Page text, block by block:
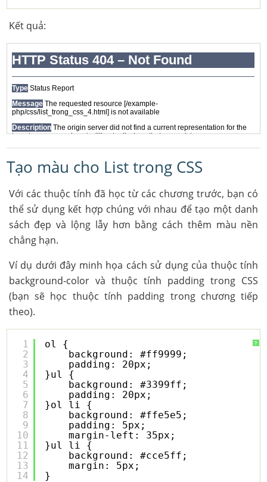
Kết quả:
Tạo màu cho List trong CSS
Với các thuộc tính đã học từ các chương trước, bạn có
thể sử dụng kết hợp chúng với nhau để tạo một danh
sách đẹp và lộng lẫy hơn bằng cách thêm màu nền
chẳng hạn.
Ví dụ dưới đây minh họa cách sử dụng của thuộc tính
background-color và thuộc tính padding trong CSS
(bạn sẽ học thuộc tính padding trong chương tiếp
theo).
?
1
2
3
4
5
6
7
8
9
10
11
12
13
14
ol {
background: #ff9999;
padding: 20px;
}ul {
background: #3399ff;
padding: 20px;
}ol li {
background: #ffe5e5;
padding: 5px;
margin-left: 35px;
}ul li {
background: #cce5ff;
margin: 5px;
}